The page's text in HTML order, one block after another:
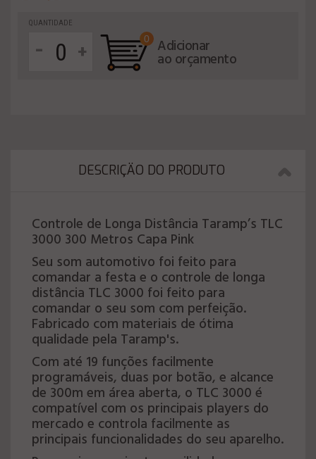
QUANTIDADE
- +
0 Adicionar
ao orçamento
DESCRIÇÄO DO PRODUTO
Controle de Longa Distância Taramp’s TLC
3000 300 Metros Capa Pink
Seu som automotivo foi feito para
comandar a festa e o controle de longa
distância TLC 3000 foi feito para
comandar o seu som com perfeição.
Fabricado com materiais de ótima
qualidade pela Taramp's.
Com até 19 funções facilmente
programáveis, duas por botão, e alcance
de 300m em área aberta, o TLC 3000 é
compatível com os principais players do
mercado e controla facilmente as
principais funcionalidades do seu aparelho.